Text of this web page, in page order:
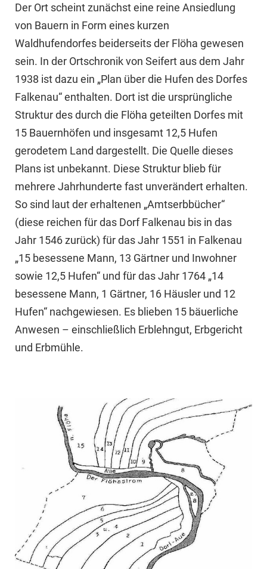
Der Ort scheint zunächst eine reine Ansiedlung
von Bauern in Form eines kurzen
Waldhufendorfes beiderseits der Flöha gewesen
sein. In der Ortschronik von Seifert aus dem Jahr
1938 ist dazu ein „Plan über die Hufen des Dorfes
Falkenau“ enthalten. Dort ist die ursprüngliche
Struktur des durch die Flöha geteilten Dorfes mit
15 Bauernhöfen und insgesamt 12,5 Hufen
gerodetem Land dargestellt. Die Quelle dieses
Plans ist unbekannt. Diese Struktur blieb für
mehrere Jahrhunderte fast unverändert erhalten.
So sind laut der erhaltenen „Amtserbbücher“
(diese reichen für das Dorf Falkenau bis in das
Jahr 1546 zurück) für das Jahr 1551 in Falkenau
„15 besessene Mann, 13 Gärtner und Inwohner
sowie 12,5 Hufen“ und für das Jahr 1764 „14
besessene Mann, 1 Gärtner, 16 Häusler und 12
Hufen“ nachgewiesen. Es blieben 15 bäuerliche
Anwesen – einschließlich Erblehngut, Erbgericht
und Erbmühle.